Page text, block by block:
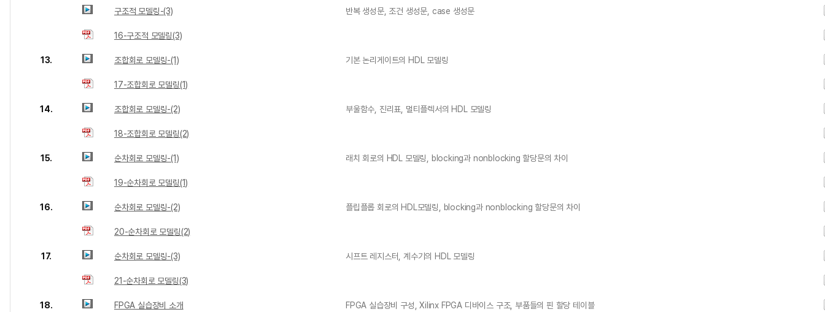
구조적 모델링-(3) 반복 생성문, 조건 생성문, case 생성문
16-구조적 모델링(3)
13. 조합회로 모델링-(1) 기본 논리게이트의 HDL 모델링
17-조합회로 모델링(1)
14. 조합회로 모델링-(2) 부울함수, 진리표, 멀티플렉서의 HDL 모델링
18-조합회로 모델링(2)
15. 순차회로 모델링-(1) 래치 회로의 HDL 모델링, blocking과 nonblocking 할당문의 차이
19-순차회로 모델링(1)
16. 순차회로 모델링-(2) 플립플롭 회로의 HDL모델링, blocking과 nonblocking 할당문의 차이
20-순차회로 모델링(2)
17. 순차회로 모델링-(3) 시프트 레지스터, 계수기의 HDL 모델링
21-순차회로 모델링(3)
18. FPGA 실습장비 소개 FPGA 실습장비 구성, Xilinx FPGA 디바이스 구조, 부품들의 핀 할당 테이블